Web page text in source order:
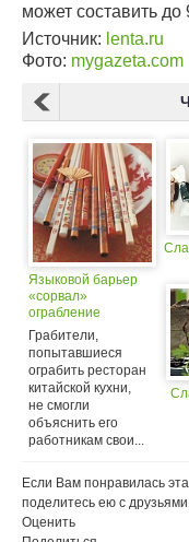
может составить
Источник: lenta.ru
Фото: mygazeta.com
Языковой барьер
«сорвал»
ограбление
ресторана
Грабители,
попытавшиеся
ограбить ресторан
китайской кухни,
не смогли
объяснить его
работникам свои...
Если Вам понравилась
поделитесь ею с
Оценить